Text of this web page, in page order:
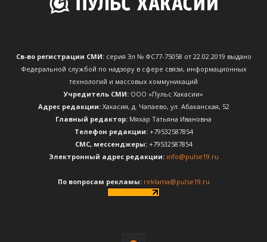
Св-во регистрации СМИ:серия Эл № ФС77-75058 от 22.02.2019 выдано
Федеральной службой по надзору в сфере связи, информационных
технологий и массовых коммуникаций
Учредитель СМИ: ООО «Пульс Хакасии»
Адрес редакции:Хакасия, д. Чапаево, ул. Абаканская, 52
Главный редактор: Мяхар Татьяна Ивановна
Телефон редакции:+79532587854
CМС, мессенджеры:+79532587854
Электронный адрес редакции: info@pulse19.ru
По вопросам рекламы: reklama@pulse19.ru